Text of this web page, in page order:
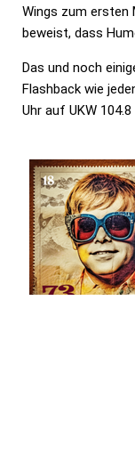
Wings zum ersten
beweist, dass
Das und noch
Flashback wie
Uhr auf UKW